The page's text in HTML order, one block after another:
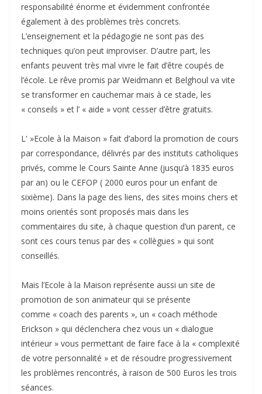
responsabilité énorme et évidemment confrontée
également à des problèmes très concrets.
L’enseignement et la pédagogie ne sont pas des
techniques qu’on peut improviser. D’autre part, les
enfants peuvent très mal vivre le fait d’être coupés de
l’école. Le rêve promis par Weidmann et Belghoul va vite
se transformer en cauchemar mais à ce stade, les
« conseils » et l’ « aide » vont cesser d’être gratuits.
L' »Ecole à la Maison » fait d’abord la promotion de cours
par correspondance, délivrés par des instituts catholiques
privés, comme le Cours Sainte Anne (jusqu’à 1835 euros
par an) ou le CEFOP ( 2000 euros pour un enfant de
sixième). Dans la page des liens, des sites moins chers et
moins orientés sont proposés mais dans les
commentaires du site, à chaque question d’un parent, ce
sont ces cours tenus par des « collègues » qui sont
conseillés.
Mais l’Ecole à la Maison représente aussi un site de
promotion de son animateur qui se présente
comme « coach des parents », un « coach méthode
Erickson » qui déclenchera chez vous un « dialogue
intérieur » vous permettant de faire face à la « complexité
de votre personnalité » et de résoudre progressivement
les problèmes rencontrés, à raison de 500 Euros les trois
séances.